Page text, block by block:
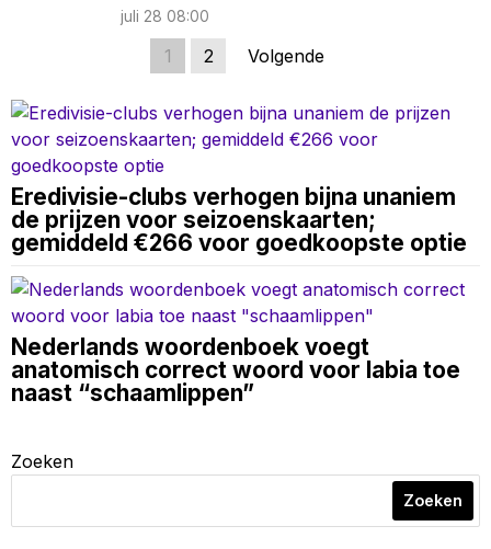
juli 28 08:00
1 2 Volgende
Eredivisie-clubs verhogen bijna unaniem
de prijzen voor seizoenskaarten;
gemiddeld €266 voor goedkoopste optie
Nederlands woordenboek voegt
anatomisch correct woord voor labia toe
naast “schaamlippen”
Zoeken
Zoeken